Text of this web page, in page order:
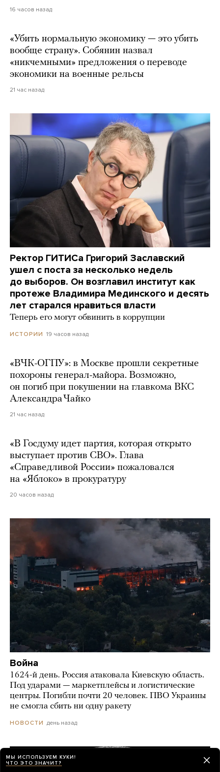
16 часов назад
«Убить нормальную экономику — это убить
вообще страну». Собянин назвал
«никчемными» предложения о переводе
экономики на военные рельсы
21 час назад
Ректор ГИТИСа Григорий Заславский
ушел с поста за несколько недель
до выборов. Он возглавил институт как
протеже Владимира Мединского и десять
лет старался нравиться власти
Теперь его могут обвинить в коррупции
ИСТОРИИ 19 часов назад
«ВЧК-ОГПУ»: в Москве прошли секретные
похороны генерал-майора. Возможно,
он погиб при покушении на главкома ВКС
Александра Чайко
21 час назад
«В Госдуму идет партия, которая открыто
выступает против СВО». Глава
«Справедливой России» пожаловался
на «Яблоко» в прокуратуру
20 часов назад
Война
1624-й день. Россия атаковала Киевскую область.
Под ударами — маркетплейсы и логистические
центры. Погибли почти 20 человек. ПВО Украины
не смогла сбить ни одну ракету
НОВОСТИ день назад
МЫ ИСПОЛЬЗУЕМ КУКИ!
ЧТО ЭТО ЗНАЧИТ?